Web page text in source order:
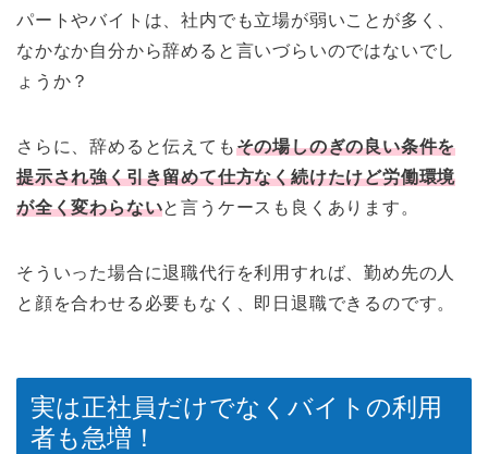
パートやバイトは、社内でも立場が弱いことが多く、
なかなか自分から辞めると言いづらいのではないでし
ょうか？
さらに、辞めると伝えてもその場しのぎの良い条件を
提示され強く引き留めて仕方なく続けたけど労働環境
が全く変わらないと言うケースも良くあります。
そういった場合に退職代行を利用すれば、勤め先の人
と顔を合わせる必要もなく、即日退職できるのです。
実は正社員だけでなくバイトの利用
者も急増！